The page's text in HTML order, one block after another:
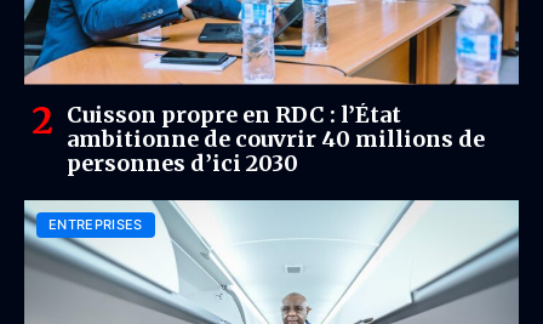
Cuisson propre en RDC : l’État
ambitionne de couvrir 40 millions de
personnes d’ici 2030
ENTREPRISES